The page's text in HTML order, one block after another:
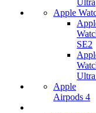
Ultra
Apple
SE2
Apple
Airpods 4